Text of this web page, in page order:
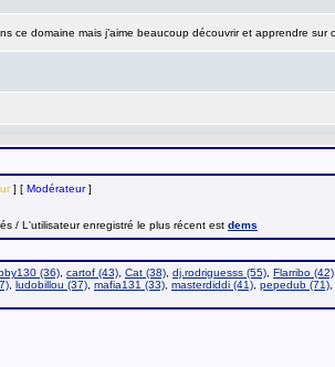
] [ Modérateur]
/ L'utilisateur enregistré le plus récent est dems
(36) cartof (43) Cat (38) dj.rodriguesss (55) Flarribo (42)
ludobillou (37) mafia131 (33) masterdiddi (41) pepedub (71)